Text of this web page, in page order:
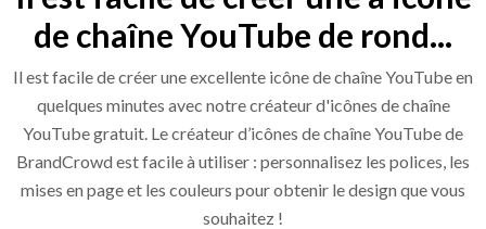
de chaîne YouTube de rond...
Il est facile de créer une excellente icône de chaîne YouTube en
quelques minutes avec notre créateur d'icônes de chaîne
YouTube gratuit. Le créateur d’icônes de chaîne YouTube de
BrandCrowd est facile à utiliser : personnalisez les polices, les
mises en page et les couleurs pour obtenir le design que vous
souhaitez !